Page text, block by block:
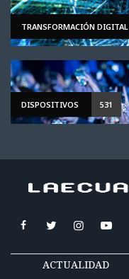
TRANSFORMACIÓN DIGITAL
DISPOSITIVOS 531
ACTUALIDAD